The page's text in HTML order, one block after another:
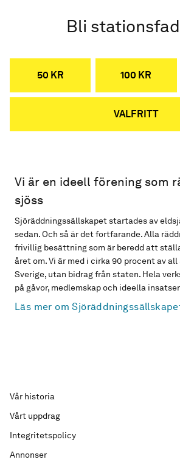
Bli
50 KR 100 KR
VALFRITT
Vi är en ideell förening som
sjöss
Sjöräddningssällskapet startades av
sedan. Och så är det fortfarande. Alla
frivillig besättning som är beredd att
året om. Vi är med i cirka 90 procent av
Sverige, utan bidrag från staten. Hela
på gåvor, medlemskap och ideella
Läs mer om
Vår historia
Vårt uppdrag
Integritetspolicy
Annonser